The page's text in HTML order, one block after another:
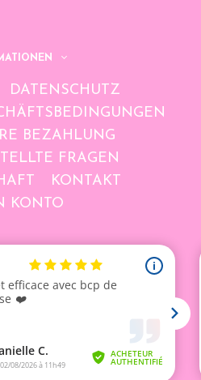
DATENSCHUTZ
BEZAHLUNG
FRAGEN
KONTAKT
KONTO